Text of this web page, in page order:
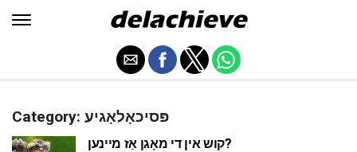
Category: פּסיכאָלאָגיע
קוש אין די מאָגן אַז מיינען?